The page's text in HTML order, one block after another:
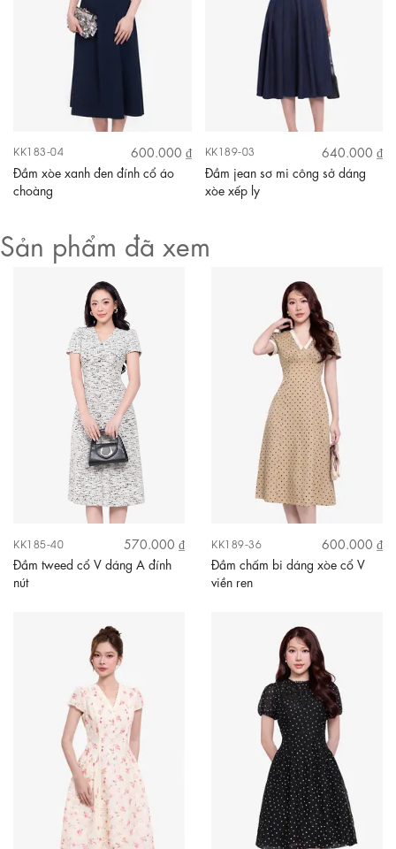
KK183-04
600.000 ₫
Đầm xòe xanh đen đính cổ áo
choàng
KK189-03
640.000 ₫
Đầm jean sơ mi công sở dáng
xòe xếp ly
Sản phẩm đã xem
KK185-40
570.000 ₫
Đầm tweed cổ V dáng A đính
nút
KK189-36
600.000 ₫
Đầm chấm bi dáng xòe cổ V
viền ren